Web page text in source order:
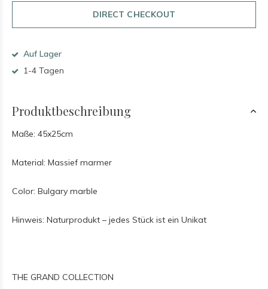
DIRECT CHECKOUT
Auf Lager
1-4 Tagen
Produktbeschreibung
Maße: 45x25cm
Material: Massief marmer
Color: Bulgary marble
Hinweis: Naturprodukt – jedes Stück ist ein Unikat
THE GRAND COLLECTION